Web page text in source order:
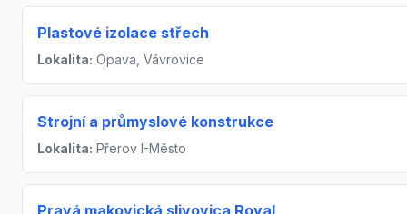
Plastové izolace střech
Lokalita: Opava, Vávrovice
Strojní a průmyslové konstrukce
Lokalita: Přerov I-Město
Pravá makovická slivovica Royal